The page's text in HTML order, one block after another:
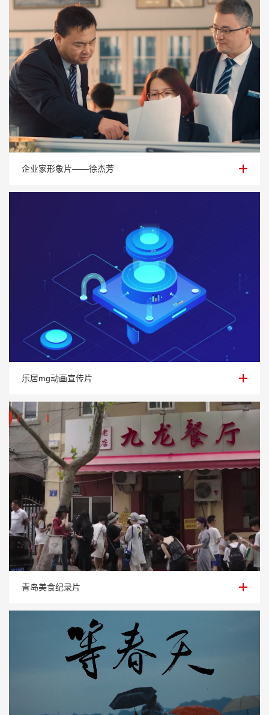
企业家形象片——徐杰芳
企业家形象片——徐杰芳
乐居mg动画宣传片
乐居mg动画宣传片
青岛美食纪录片
青岛美食纪录片